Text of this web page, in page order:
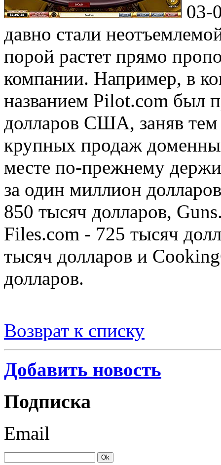
03-
давно стали
порой растет прямо
компании. Например, в
названием Pilot.com был
долларов США, заняв
крупных продаж
месте по-прежнему
за один миллион
850 тысяч долларов,
Files.com - 725 тысяч
тысяч долларов и
долларов.
Возврат к списку
Добавить новость
Подписка
Email